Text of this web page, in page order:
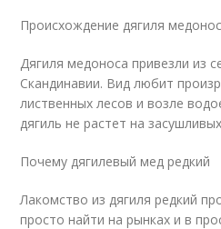
Происхождение дягиля
Дягиля медоноса привезли из
Скандинавии. Вид любит
лиственных лесов и возле
дягиль не растет на
Почему дягилевый мед редкий
Лакомство из дягиля редкий
просто найти на рынках и в